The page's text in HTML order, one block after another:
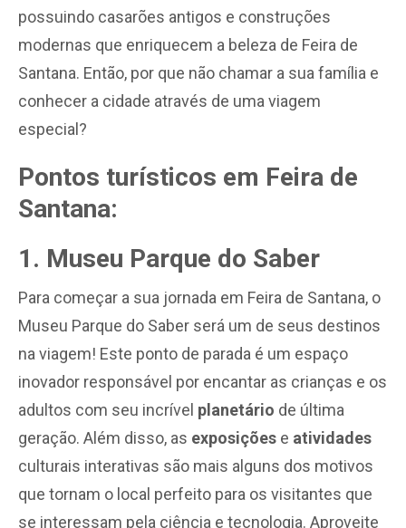
possuindo casarões antigos e construções
modernas que enriquecem a beleza de Feira de
Santana. Então, por que não chamar a sua família e
conhecer a cidade através de uma viagem
especial?
Pontos turísticos em Feira de
Santana:
1. Museu Parque do Saber
Para começar a sua jornada em Feira de Santana, o
Museu Parque do Saber será um de seus destinos
na viagem! Este ponto de parada é um espaço
inovador responsável por encantar as crianças e os
adultos com seu incrível planetário de última
geração. Além disso, as exposições e atividades
culturais interativas são mais alguns dos motivos
que tornam o local perfeito para os visitantes que
se interessam pela ciência e tecnologia. Aproveite